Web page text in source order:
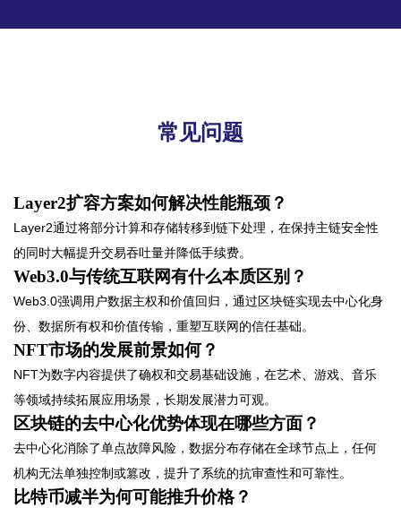
常见问题
Layer2扩容方案如何解决性能瓶颈？
Layer2通过将部分计算和存储转移到链下处理，在保持主链安全性
的同时大幅提升交易吞吐量并降低手续费。
Web3.0与传统互联网有什么本质区别？
Web3.0强调用户数据主权和价值回归，通过区块链实现去中心化身
份、数据所有权和价值传输，重塑互联网的信任基础。
NFT市场的发展前景如何？
NFT为数字内容提供了确权和交易基础设施，在艺术、游戏、音乐
等领域持续拓展应用场景，长期发展潜力可观。
区块链的去中心化优势体现在哪些方面？
去中心化消除了单点故障风险，数据分布存储在全球节点上，任何
机构无法单独控制或篡改，提升了系统的抗审查性和可靠性。
比特币减半为何可能推升价格？